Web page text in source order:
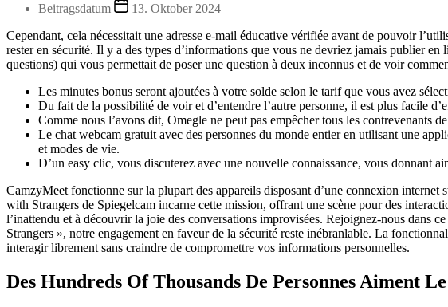
Beitragsdatum
13. Oktober 2024
Cependant, cela nécessitait une adresse e-mail éducative vérifiée avant de pouvoir
rester en sécurité. Il y a des types d’informations que vous ne devriez jamais publier
questions) qui vous permettait de poser une question à deux inconnus et de voir
Les minutes bonus seront ajoutées à votre solde selon le tarif que vous avez
Du fait de la possibilité de voir et d’entendre l’autre personne, il est plus facile
Comme nous l’avons dit, Omegle ne peut pas empêcher tous les contrevenants
Le chat webcam gratuit avec des personnes du monde entier en utilisant une
et modes de vie.
D’un easy clic, vous discuterez avec une nouvelle connaissance, vous donnant
CamzyMeet fonctionne sur la plupart des appareils disposant d’une connexion
with Strangers de Spiegelcam incarne cette mission, offrant une scène pour des
l’inattendu et à découvrir la joie des conversations improvisées. Rejoignez-nous dans
Strangers », notre engagement en faveur de la sécurité reste inébranlable. La
interagir librement sans craindre de compromettre vos informations personnelles.
Des Hundreds Of Thousands De Personnes Aiment